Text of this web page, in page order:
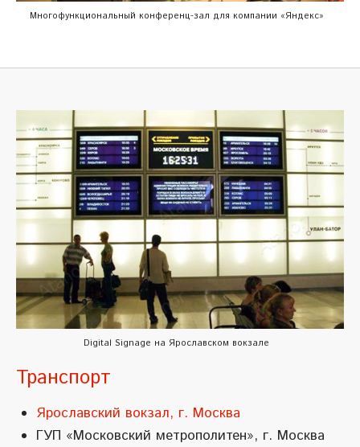
Многофункциональный конференц-зал для компании «Яндекс»
Digital Signage на Ярославском вокзале
Транспорт
Ярославский вокзал, г. Москва
ГУП «Московский метрополитен», г. Москва